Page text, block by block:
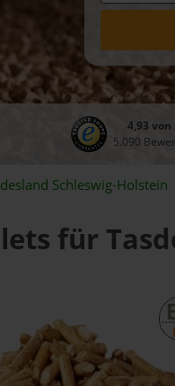
4,93 von
5.090
Schleswig-Holstein
für